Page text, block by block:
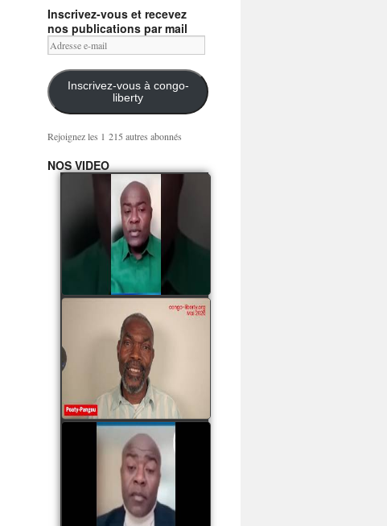
Inscrivez-vous et recevez
nos publications par mail
Adresse
e-
mail
Inscrivez-vous à congo-
liberty
Rejoignez les 1 215 autres abonnés
NOS VIDEO
Mingwa BIANGO : Ni
les mercenaires russes,
ni la garde présidentielle
ne mourront pour
Sassou Denis
watch video
POATY PANGOU
parle de la coquille vide
Collinet Makosso, des
assassinats des jeunes
par Serge OBOA
watch video
Sassou Nguesso est
revenu au pouvoir par
les armes, il ne quittera
le pouvoir que par la
force
watch video